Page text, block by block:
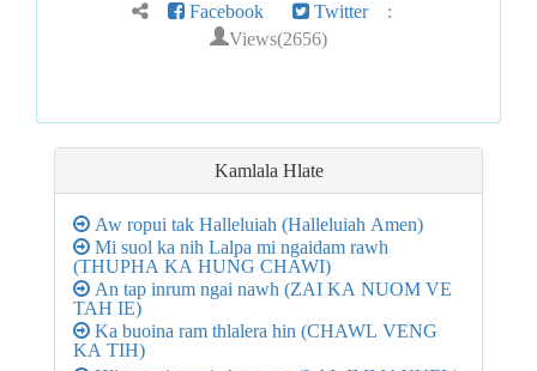
Facebook Twitter :
Views(2656)
Kamlala Hlate
Aw ropui tak Halleluiah (Halleluiah Amen)
Mi suol ka nih Lalpa mi ngaidam rawh
(THUPHA KA HUNG CHAWI)
An tap inrum ngai nawh (ZAI KA NUOM VE
TAH IE)
Ka buoina ram thlalera hin (CHAWL VENG
KA TIH)